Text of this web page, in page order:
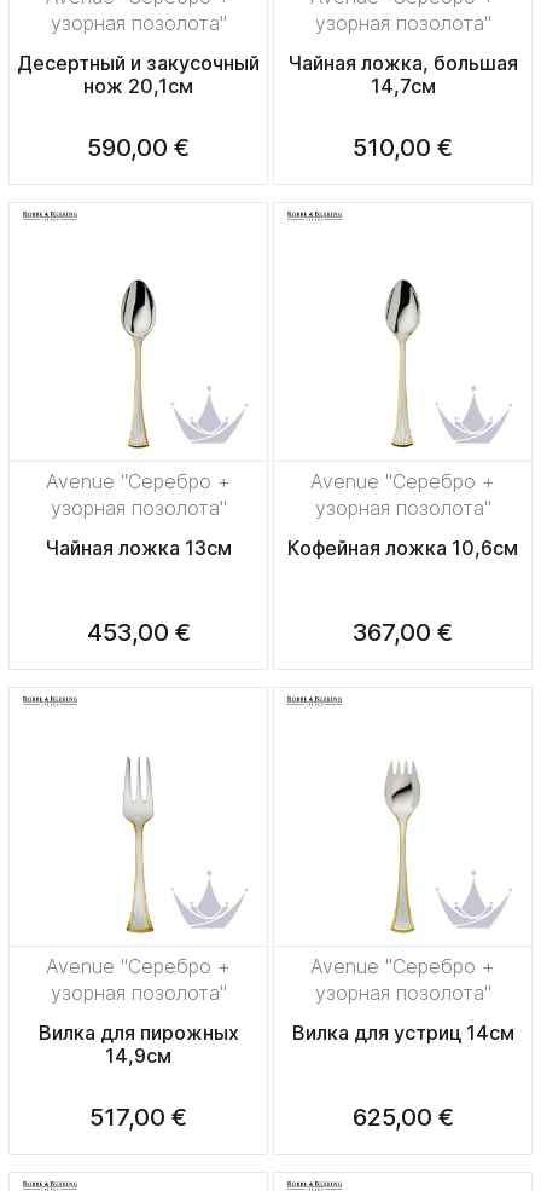
узорная позолота"
Десертный и закусочный
нож 20,1см
590,00 €
узорная позолота"
Чайная ложка, большая
14,7см
510,00 €
Avenue "Серебро +
узорная позолота"
Чайная ложка 13см
453,00 €
Avenue "Серебро +
узорная позолота"
Кофейная ложка 10,6см
367,00 €
Avenue "Серебро +
узорная позолота"
Вилка для пирожных
14,9см
517,00 €
Avenue "Серебро +
узорная позолота"
Вилка для устриц 14см
625,00 €